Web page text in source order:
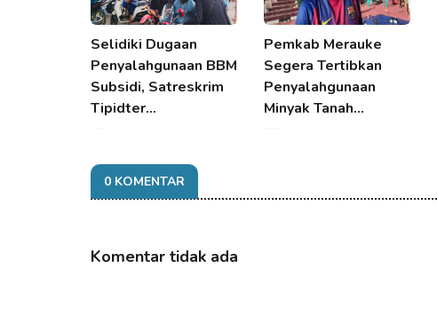
Selidiki Dugaan
Penyalahgunaan BBM
Subsidi, Satreskrim
Tipidter…
Pemkab Merauke
Segera Tertibkan
Penyalahgunaan
Minyak Tanah…
0 KOMENTAR
Komentar tidak ada